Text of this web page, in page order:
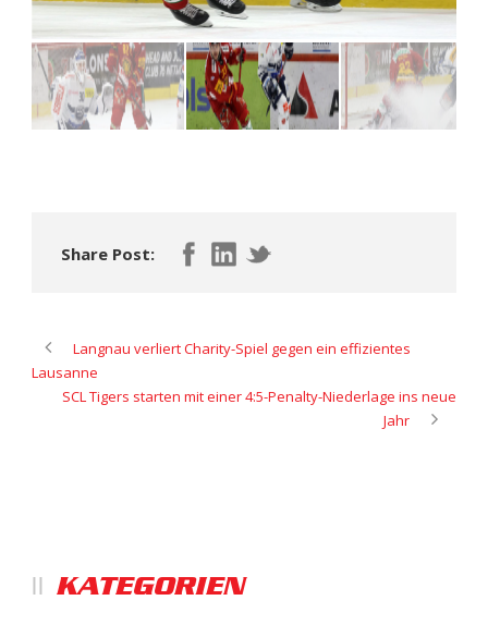
Share Post:
Langnau verliert Charity-Spiel gegen ein effizientes
Lausanne
SCL Tigers starten mit einer 4:5-Penalty-Niederlage ins neue
Jahr
KATEGORIEN